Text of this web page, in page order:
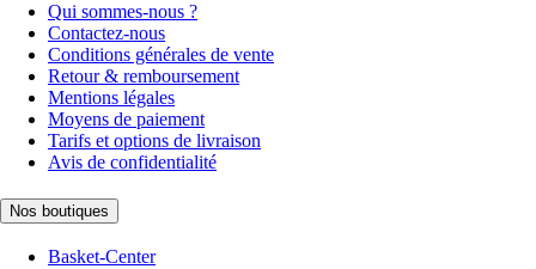
Qui sommes-nous ?
Contactez-nous
Conditions générales de vente
Retour & remboursement
Mentions légales
Moyens de paiement
Tarifs et options de livraison
Avis de confidentialité
Nos boutiques
Basket-Center